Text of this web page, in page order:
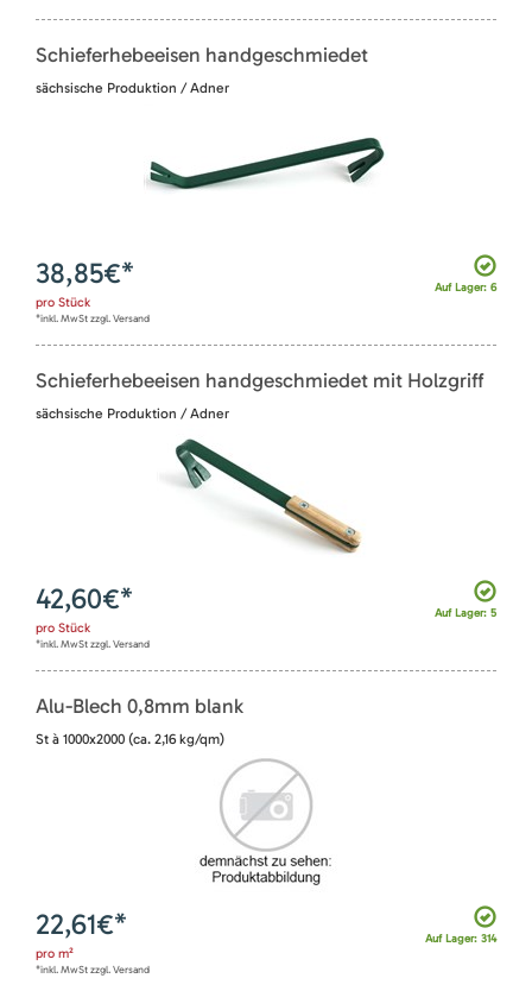
Schieferhebeeisen handgeschmiedet
sächsische Produktion / Adner
Auf Lager: 6
38,85€*
pro Stück
*inkl. MwSt zzgl. Versand
Schieferhebeeisen handgeschmiedet mit Holzgriff
sächsische Produktion / Adner
Auf Lager: 5
42,60€*
pro Stück
*inkl. MwSt zzgl. Versand
Alu-Blech 0,8mm blank
St à 1000x2000 (ca. 2,16 kg/qm)
Auf Lager: 314
22,61€*
pro m²
*inkl. MwSt zzgl. Versand